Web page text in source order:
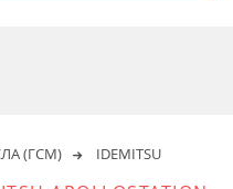
(ГСМ) IDEMITSU